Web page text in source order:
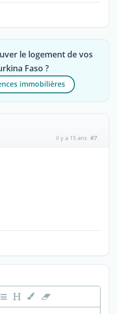
le logement de vos
Faso ?
immobilières
il y a 15 ans #7